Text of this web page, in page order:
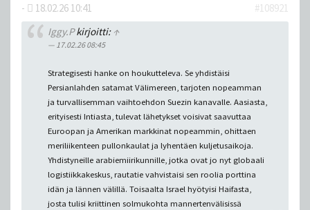
- 18.02.26 10:41
#108921
Iggy.Pkirjoitti: ↑
17.02.26 08:45
Strategisesti hanke on houkutteleva. Se yhdistäisi
Persianlahden satamat Välimereen, tarjoten nopeamman
ja turvallisemman vaihtoehdon Suezin kanavalle. Aasiasta,
erityisesti Intiasta, tulevat lähetykset voisivat saavuttaa
Euroopan ja Amerikan markkinat nopeammin, ohittaen
meriliikenteen pullonkaulat ja lyhentäen kuljetusaikoja.
Yhdistyneille arabiemiirikunnille, jotka ovat jo nyt globaali
logistiikkakeskus, rautatie vahvistaisi sen roolia porttina
idän ja lännen välillä. Toisaalta Israel hyötyisi Haifasta,
josta tulisi kriittinen solmukohta mannertenvälisissä